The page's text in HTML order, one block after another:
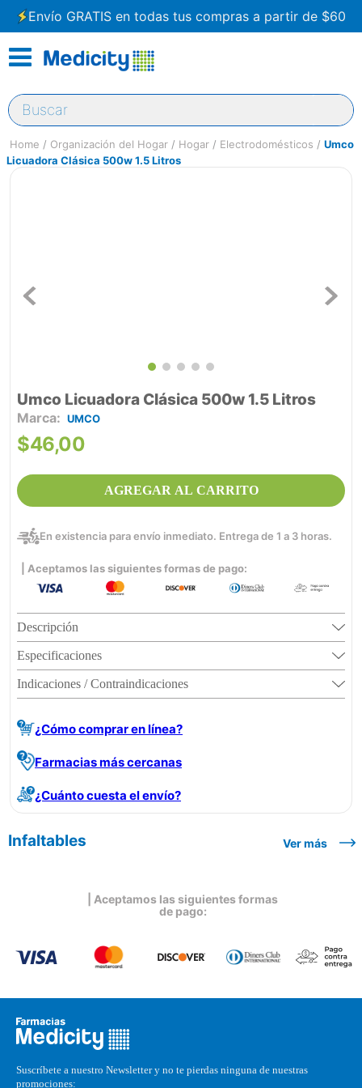
Envío GRATIS en todas tus compras a partir de $60
Buscar
Organización del Hogar Hogar Electrodomésticos
Umco
Licuadora Clásica 500w 1.5 Litros
Umco Licuadora Clásica 500w 1.5 Litros
UMCO
$46,00
AGREGAR AL CARRITO
En existencia para envío inmediato. Entrega de 1 a 3 horas.
| Aceptamos las siguientes formas de pago:
Descripción
Especificaciones
Indicaciones / Contraindicaciones
¿Cómo comprar en línea?
Farmacias más cercanas
¿Cuánto cuesta el envío?
Infaltables Ver más
| Aceptamos las siguientes formas
de pago:
Suscríbete a nuestro Newsletter y no te pierdas ninguna de nuestras
promociones: